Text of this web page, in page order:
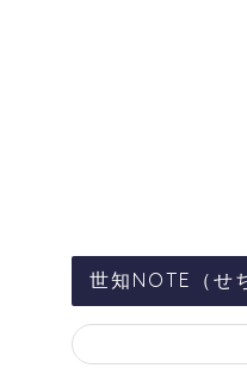
世知NOTE（せ